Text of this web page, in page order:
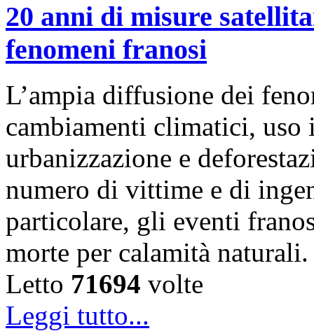
20 anni di misure
fenomeni franosi
L’ampia diffusione dei
cambiamenti climatici,
urbanizzazione e
numero di vittime e di
particolare, gli eventi
morte per calamità
Letto 71694 volte
Leggi tutto...